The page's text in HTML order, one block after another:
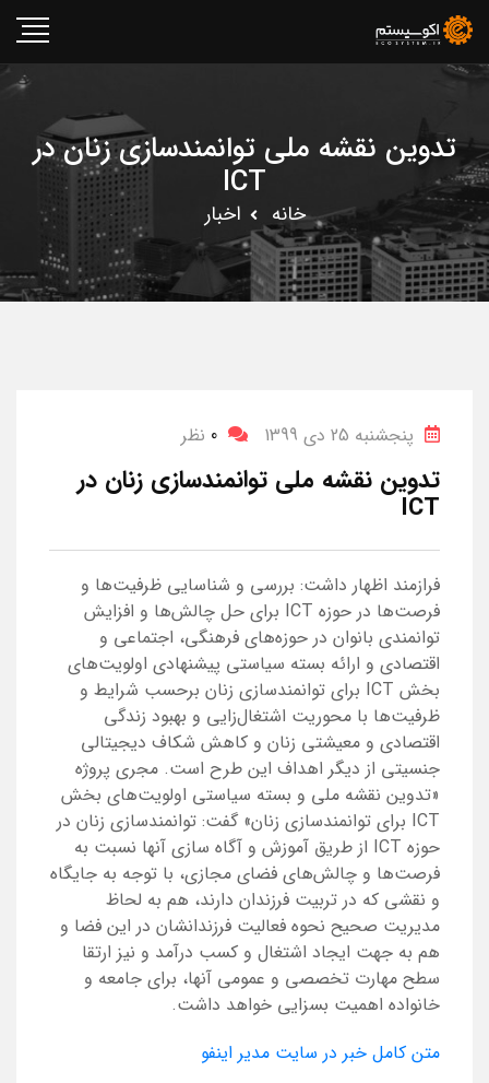
تدوین نقشه ملی توانمندسازی زنان در
ICT
خانه اخبار
پنجشنبه 25 دی 1399 0 نظر
تدوین نقشه ملی توانمندسازی زنان در
ICT
فرازمند اظهار داشت: بررسی و شناسایی ظرفیت‌ها و
فرصت‌ها در حوزه ICT برای حل چالش‌ها و افزایش
توانمندی بانوان در حوزه‌های فرهنگی، اجتماعی و
اقتصادی و ارائه بسته سیاستی پیشنهادی اولویت‌های
بخش ICT برای توانمندسازی زنان برحسب شرایط و
ظرفیت‌ها با محوریت اشتغال‌زایی و بهبود زندگی
اقتصادی و معیشتی زنان و کاهش شکاف دیجیتالی
جنسیتی از دیگر اهداف این طرح است. مجری پروژه
«تدوین نقشه ملی و بسته سیاستی اولویت‌های بخش
ICT برای توانمندسازی زنان» گفت: توانمندسازی زنان در
حوزه ICT از طریق آموزش و آگاه سازی آنها نسبت به
فرصت‌ها و چالش‌های فضای مجازی، با توجه به جایگاه
و نقشی که در تربیت فرزندان دارند، هم به لحاظ
مدیریت صحیح نحوه فعالیت فرزندانشان در این فضا و
هم به جهت ایجاد اشتغال و کسب درآمد و نیز ارتقا
سطح مهارت تخصصی و عمومی آنها، برای جامعه و
خانواده اهمیت بسزایی خواهد داشت.
متن کامل خبر در سایت مدیر اینفو